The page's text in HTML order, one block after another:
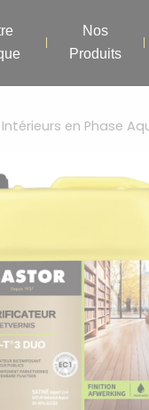
Nos
Produits
en Phase